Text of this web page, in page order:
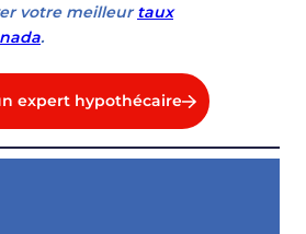
votre meilleurtaux
.
expert hypothécaire